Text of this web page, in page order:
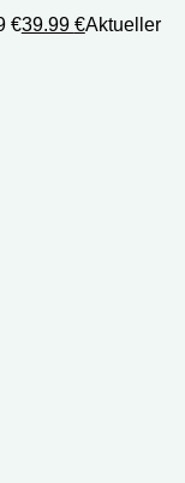
€39.99 €Aktueller